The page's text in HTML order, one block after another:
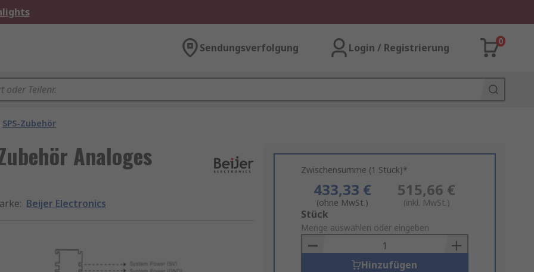
Sendungsverfolgung Login / Registrierung
0
SPS-Zubehör
Analoges
: Beijer Electronics
Zwischensumme (1 Stück)*
433,33 €
(ohne MwSt.)
515,66 €
(inkl. MwSt.)
Add
to
Basket
Stück
Menge auswählen oder eingeben
Hinzufügen